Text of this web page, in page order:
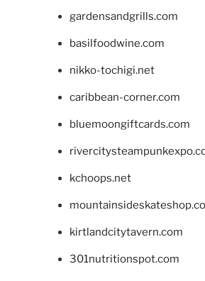
gardensandgrills.com
basilfoodwine.com
nikko-tochigi.net
caribbean-corner.com
bluemoongiftcards.com
kchoops.net
kirtlandcitytavern.com
301nutritionspot.com